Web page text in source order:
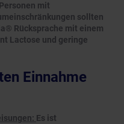
Personen mit
sollten
Rücksprache mit einem
Lactose und geringe
Einnahme
Es ist